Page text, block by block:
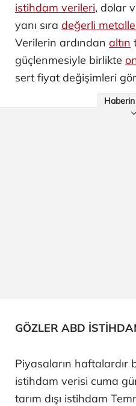
istihdam verileri, dolar
yanı sıra değerli
Verilerin ardından altın
güçlenmesiyle birlikte
sert fiyat değişimleri
Haberin
GÖZLER ABD
Piyasaların haftalardır
istihdam verisi cuma
tarım dışı istihdam